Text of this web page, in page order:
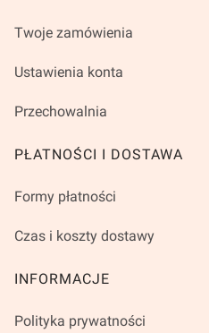
Twoje zamówienia
Ustawienia konta
Przechowalnia
PŁATNOŚCI I DOSTAWA
Formy płatności
Czas i koszty dostawy
INFORMACJE
Polityka prywatności